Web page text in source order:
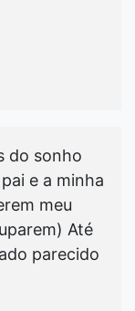
do sonho
e a minha
meu
Até
parecido